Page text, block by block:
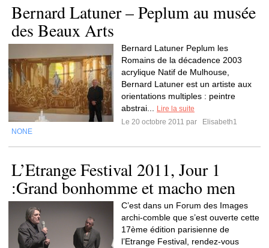
Bernard Latuner – Peplum au musée
des Beaux Arts
Bernard Latuner Peplum les
Romains de la décadence 2003
acrylique Natif de Mulhouse,
Bernard Latuner est un artiste aux
orientations multiples : peintre
abstrai...
Lire la suite
Le 20 octobre 2011 par
Elisabeth1
NONE
L’Etrange Festival 2011, Jour 1
:Grand bonhomme et macho men
C’est dans un Forum des Images
archi-comble que s’est ouverte cette
17ème édition parisienne de
l’Etrange Festival, rendez-vous